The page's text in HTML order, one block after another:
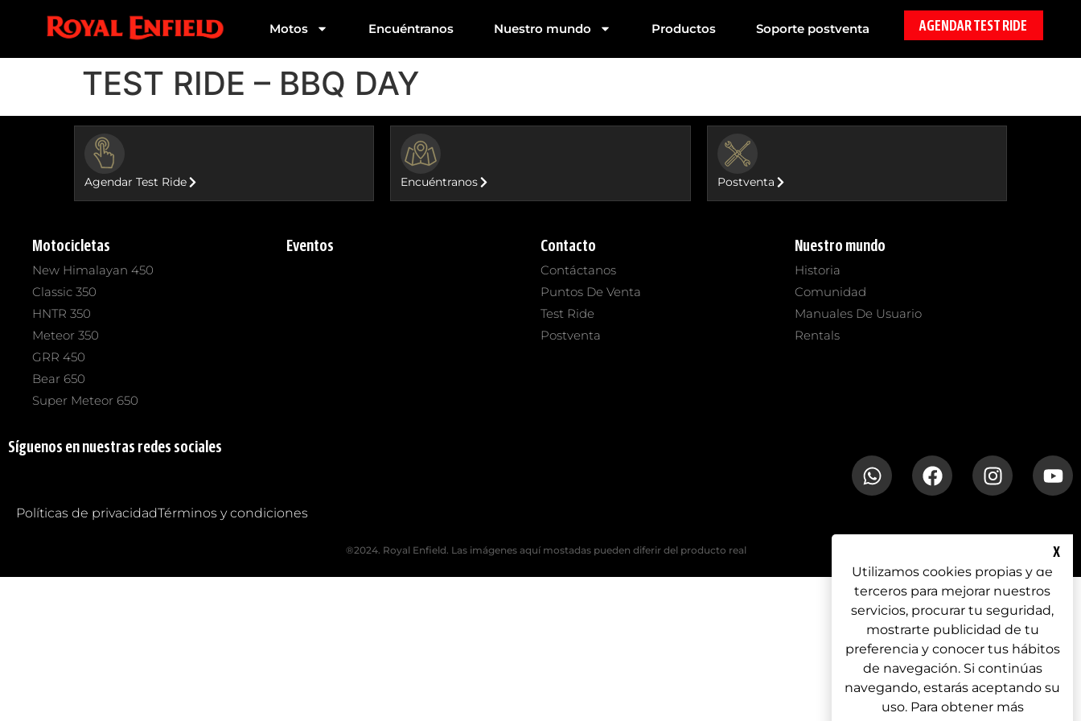
Motos Encuéntranos Nuestro mundo Productos Soporte postventa AGENDAR TEST RIDE
TEST RIDE – BBQ DAY
Agendar Test Ride Encuéntranos Postventa
Motocicletas
New Himalayan 450
Classic 350
HNTR 350
Meteor 350
GRR 450
Bear 650
Super Meteor 650
Eventos Contacto
Contáctanos
Puntos De Venta
Test Ride
Postventa
Nuestro mundo
Historia
Comunidad
Manuales De Usuario
Rentals
Síguenos en nuestras redes sociales
Políticas de privacidadTérminos y condiciones
®2024. Royal Enfield. Las imágenes aquí mostadas pueden diferir del producto real X
Utilizamos cookies propias y de
terceros para mejorar nuestros
servicios, procurar tu seguridad,
mostrarte publicidad de tu
preferencia y conocer tus hábitos
de navegación. Si continúas
navegando, estarás aceptando su
uso. Para obtener más